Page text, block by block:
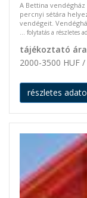
A Bettina
percnyi sétára
vendégeit.
... folytatás a részletes
tájékoztató
2000-3500 HUF
részletes